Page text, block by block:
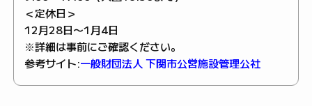
＜定休日＞
12月28日〜1月4日
※詳細は事前にご確認ください。
参考サイト:一般財団法人 下関市公営施設管理公社